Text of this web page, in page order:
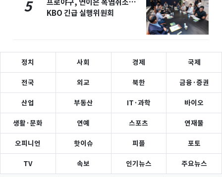
5
프로야구, 연이은 폭염취소…
KBO 긴급 실행위원회
정치 사회 경제 국제
전국 외교 북한 금융·증권
산업 부동산 IT·과학 바이오
생활·문화 연예 스포츠 연재물
오피니언 핫이슈 피플 포토
TV 속보 인기뉴스 주요뉴스